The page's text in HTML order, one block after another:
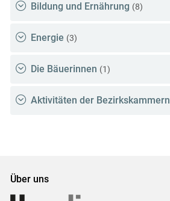
Bildung und Ernährung (8)
Energie (3)
Die Bäuerinnen (1)
Aktivitäten der Bezirkskammern
Über uns